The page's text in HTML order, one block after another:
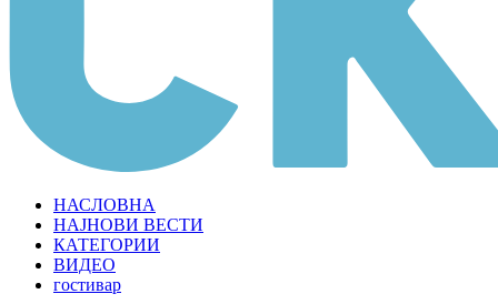
НАСЛОВНА
НАЈНОВИ ВЕСТИ
КАТЕГОРИИ
ВИДЕО
гостивар